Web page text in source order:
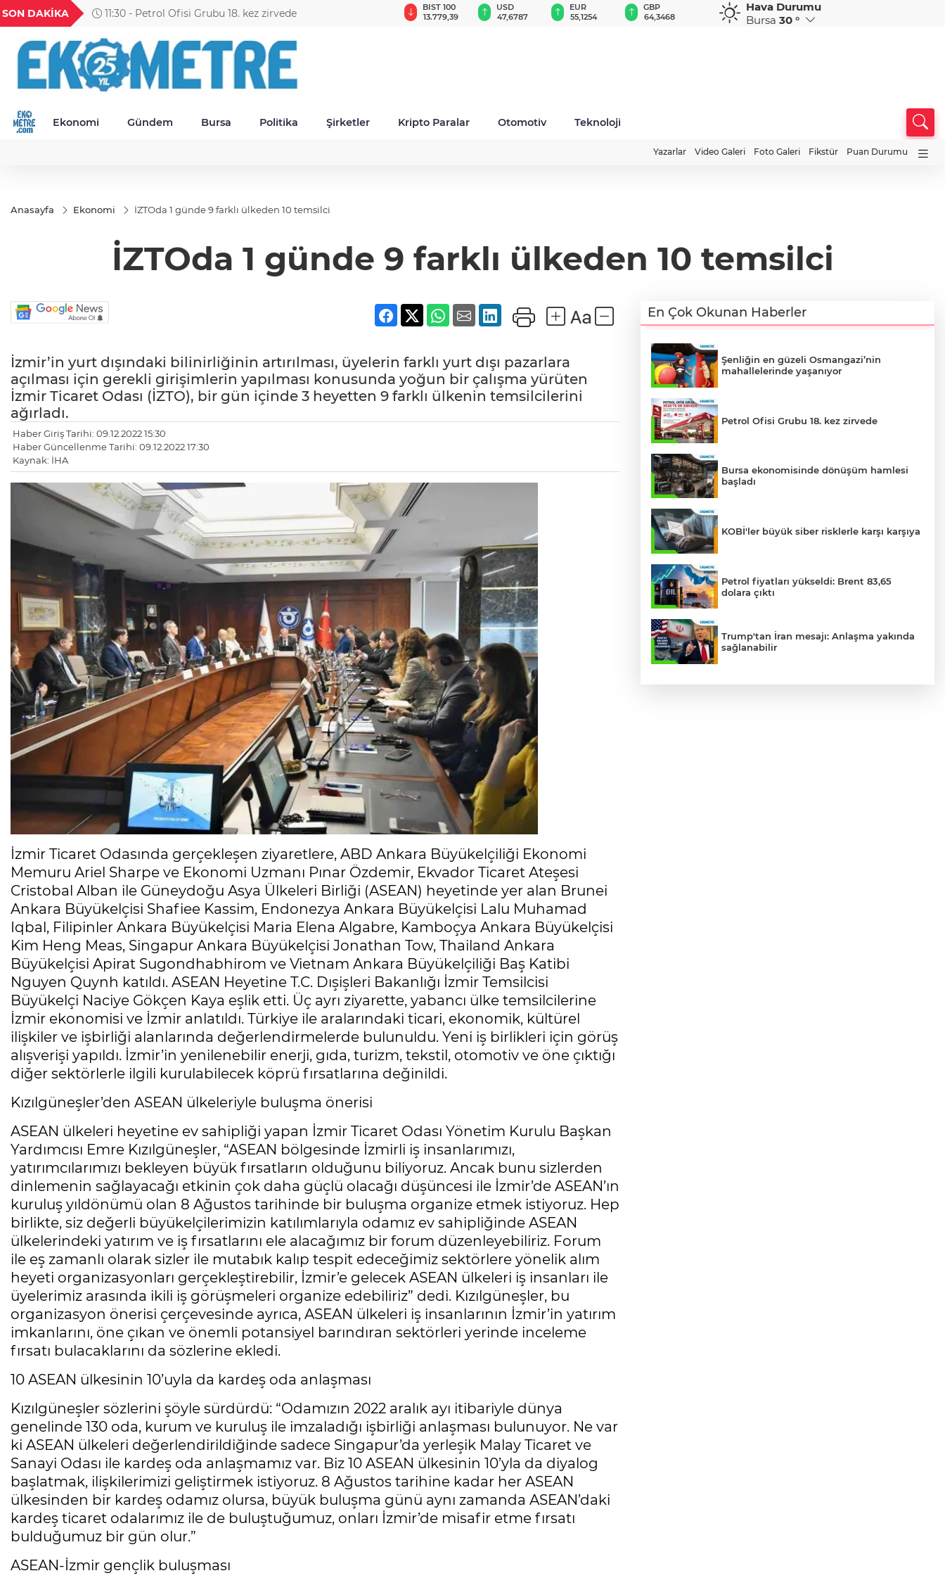
SON DAKİKA 11:30 - Petrol Ofisi Grubu 18. kez zirvede
18,2677
TND
16,3788
BGN
27,9743
VND
0,0018
BIST 100
13.779,39
USD
47,6787
EUR
55,1254
GBP
64,3468
CHF
59,0083
CAD
34,1883
Hava Durumu
Bursa 30 °
Ekonomi Gündem Bursa Politika Şirketler Kripto Paralar Otomotiv Teknoloji
Yazarlar Video Galeri Foto Galeri Fikstür Puan Durumu
Anasayfa Ekonomi İZTOda 1 günde 9 farklı ülkeden 10 temsilci
İZTOda 1 günde 9 farklı ülkeden 10 temsilci
İzmir’in yurt dışındaki bilinirliğinin artırılması, üyelerin farklı yurt dışı pazarlara
açılması için gerekli girişimlerin yapılması konusunda yoğun bir çalışma yürüten
İzmir Ticaret Odası (İZTO), bir gün içinde 3 heyetten 9 farklı ülkenin temsilcilerini
ağırladı.
Haber Giriş Tarihi: 09.12.2022 15:30
Haber Güncellenme Tarihi: 09.12.2022 17:30
Kaynak: İHA
İzmir Ticaret Odasında gerçekleşen ziyaretlere, ABD Ankara Büyükelçiliği Ekonomi
Memuru Ariel Sharpe ve Ekonomi Uzmanı Pınar Özdemir, Ekvador Ticaret Ateşesi
Cristobal Alban ile Güneydoğu Asya Ülkeleri Birliği (ASEAN) heyetinde yer alan Brunei
Ankara Büyükelçisi Shafiee Kassim, Endonezya Ankara Büyükelçisi Lalu Muhamad
Iqbal, Filipinler Ankara Büyükelçisi Maria Elena Algabre, Kamboçya Ankara Büyükelçisi
Kim Heng Meas, Singapur Ankara Büyükelçisi Jonathan Tow, Thailand Ankara
Büyükelçisi Apirat Sugondhabhirom ve Vietnam Ankara Büyükelçiliği Baş Katibi
Nguyen Quynh katıldı. ASEAN Heyetine T.C. Dışişleri Bakanlığı İzmir Temsilcisi
Büyükelçi Naciye Gökçen Kaya eşlik etti. Üç ayrı ziyarette, yabancı ülke temsilcilerine
İzmir ekonomisi ve İzmir anlatıldı. Türkiye ile aralarındaki ticari, ekonomik, kültürel
ilişkiler ve işbirliği alanlarında değerlendirmelerde bulunuldu. Yeni iş birlikleri için görüş
alışverişi yapıldı. İzmir’in yenilenebilir enerji, gıda, turizm, tekstil, otomotiv ve öne çıktığı
diğer sektörlerle ilgili kurulabilecek köprü fırsatlarına değinildi.
Kızılgüneşler’den ASEAN ülkeleriyle buluşma önerisi
ASEAN ülkeleri heyetine ev sahipliği yapan İzmir Ticaret Odası Yönetim Kurulu Başkan
Yardımcısı Emre Kızılgüneşler, “ASEAN bölgesinde İzmirli iş insanlarımızı,
yatırımcılarımızı bekleyen büyük fırsatların olduğunu biliyoruz. Ancak bunu sizlerden
dinlemenin sağlayacağı etkinin çok daha güçlü olacağı düşüncesi ile İzmir’de ASEAN’ın
kuruluş yıldönümü olan 8 Ağustos tarihinde bir buluşma organize etmek istiyoruz. Hep
birlikte, siz değerli büyükelçilerimizin katılımlarıyla odamız ev sahipliğinde ASEAN
ülkelerindeki yatırım ve iş fırsatlarını ele alacağımız bir forum düzenleyebiliriz. Forum
ile eş zamanlı olarak sizler ile mutabık kalıp tespit edeceğimiz sektörlere yönelik alım
heyeti organizasyonları gerçekleştirebilir, İzmir’e gelecek ASEAN ülkeleri iş insanları ile
üyelerimiz arasında ikili iş görüşmeleri organize edebiliriz” dedi. Kızılgüneşler, bu
organizasyon önerisi çerçevesinde ayrıca, ASEAN ülkeleri iş insanlarının İzmir’in yatırım
imkanlarını, öne çıkan ve önemli potansiyel barındıran sektörleri yerinde inceleme
fırsatı bulacaklarını da sözlerine ekledi.
10 ASEAN ülkesinin 10’uyla da kardeş oda anlaşması
Kızılgüneşler sözlerini şöyle sürdürdü: “Odamızın 2022 aralık ayı itibariyle dünya
genelinde 130 oda, kurum ve kuruluş ile imzaladığı işbirliği anlaşması bulunuyor. Ne var
ki ASEAN ülkeleri değerlendirildiğinde sadece Singapur’da yerleşik Malay Ticaret ve
Sanayi Odası ile kardeş oda anlaşmamız var. Biz 10 ASEAN ülkesinin 10’yla da diyalog
başlatmak, ilişkilerimizi geliştirmek istiyoruz. 8 Ağustos tarihine kadar her ASEAN
ülkesinden bir kardeş odamız olursa, büyük buluşma günü aynı zamanda ASEAN’daki
kardeş ticaret odalarımız ile de buluştuğumuz, onları İzmir’de misafir etme fırsatı
bulduğumuz bir gün olur.”
ASEAN-İzmir gençlik buluşması
En Çok Okunan Haberler
Şenliğin en güzeli Osmangazi’nin
mahallelerinde yaşanıyor
Petrol Ofisi Grubu 18. kez zirvede
Bursa ekonomisinde dönüşüm hamlesi
başladı
KOBİ'ler büyük siber risklerle karşı karşıya
Petrol fiyatları yükseldi: Brent 83,65
dolara çıktı
Trump'tan İran mesajı: Anlaşma yakında
sağlanabilir